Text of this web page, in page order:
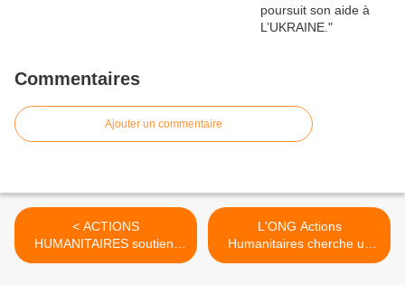
Commentaires
Ajouter un commentaire
< ACTIONS
HUMANITAIRES soutient
l'association 2ème Vie
L'ONG Actions
Humanitaires cherche un
toit >